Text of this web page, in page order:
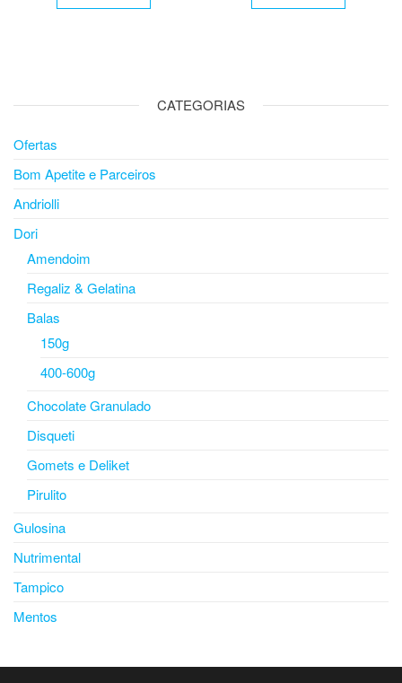
CATEGORIAS
Ofertas
Bom Apetite e Parceiros
Andriolli
Dori
Amendoim
Regaliz & Gelatina
Balas
150g
400-600g
Chocolate Granulado
Disqueti
Gomets e Deliket
Pirulito
Gulosina
Nutrimental
Tampico
Mentos